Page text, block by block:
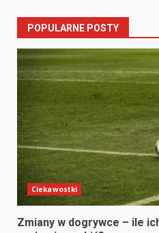
POPULARNE POSTY
Ciekawostki
Zmiany w dogrywce – ile